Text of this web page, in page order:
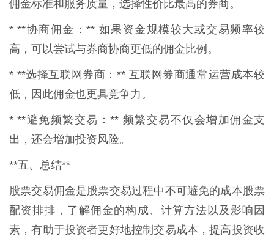
佣金标准和服务质量，选择性价比最高的券商。
* **协商佣金：** 如果资金规模较大或交易频率较
高，可以尝试与券商协商更低的佣金比例。
* **选择互联网券商：** 互联网券商通常运营成本较
低，因此佣金也更具竞争力。
* **避免频繁交易：** 频繁交易不仅会增加佣金支
出，还会增加投资风险。
**五、总结**
股票交易佣金是股票交易过程中不可避免的成本股票
配资排排，了解佣金的构成、计算方法以及影响因
素，有助于投资者更好地控制交易成本，提高投资收